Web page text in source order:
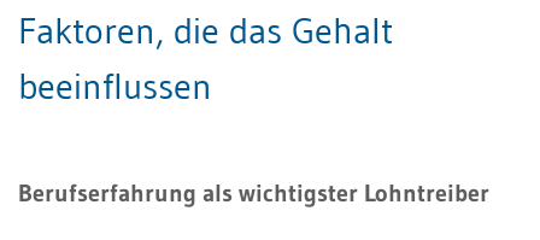
Faktoren, die das Gehalt
beeinflussen
Berufserfahrung als wichtigster Lohntreiber